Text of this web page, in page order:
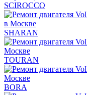
SCIROCCO
SHARAN
TOURAN
BORA